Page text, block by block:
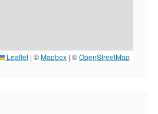
Leaflet | ©Mapbox | ©OpenStreetMap